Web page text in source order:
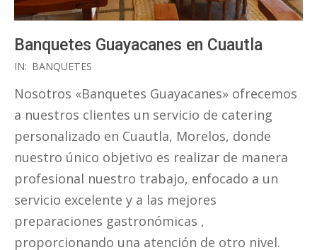
Banquetes Guayacanes en Cuautla
2018-
10-
27
IN: BANQUETES
Nosotros «Banquetes Guayacanes» ofrecemos
a nuestros clientes un servicio de catering
personalizado en Cuautla, Morelos, donde
nuestro único objetivo es realizar de manera
profesional nuestro trabajo, enfocado a un
servicio excelente y a las mejores
preparaciones gastronómicas ,
proporcionando una atención de otro nivel.